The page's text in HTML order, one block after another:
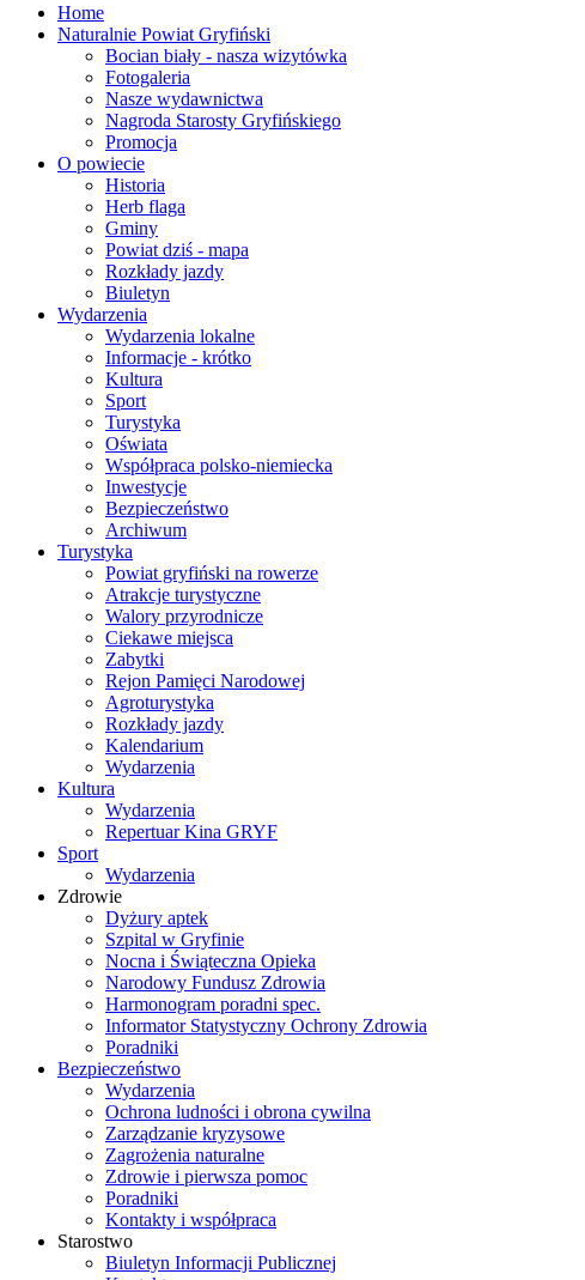
Home
Naturalnie Powiat Gryfiński
Bocian biały - nasza wizytówka
Fotogaleria
Nasze wydawnictwa
Nagroda Starosty Gryfińskiego
Promocja
O powiecie
Historia
Herb flaga
Gminy
Powiat dziś - mapa
Rozkłady jazdy
Biuletyn
Wydarzenia
Wydarzenia lokalne
Informacje - krótko
Kultura
Sport
Turystyka
Oświata
Współpraca polsko-niemiecka
Inwestycje
Bezpieczeństwo
Archiwum
Turystyka
Powiat gryfiński na rowerze
Atrakcje turystyczne
Walory przyrodnicze
Ciekawe miejsca
Zabytki
Rejon Pamięci Narodowej
Agroturystyka
Rozkłady jazdy
Kalendarium
Wydarzenia
Kultura
Wydarzenia
Repertuar Kina GRYF
Sport
Wydarzenia
Zdrowie
Dyżury aptek
Szpital w Gryfinie
Nocna i Świąteczna Opieka
Narodowy Fundusz Zdrowia
Harmonogram poradni spec.
Informator Statystyczny Ochrony Zdrowia
Poradniki
Bezpieczeństwo
Wydarzenia
Ochrona ludności i obrona cywilna
Zarządzanie kryzysowe
Zagrożenia naturalne
Zdrowie i pierwsza pomoc
Poradniki
Kontakty i współpraca
Starostwo
Biuletyn Informacji Publicznej